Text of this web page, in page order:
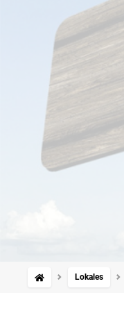
Lokales